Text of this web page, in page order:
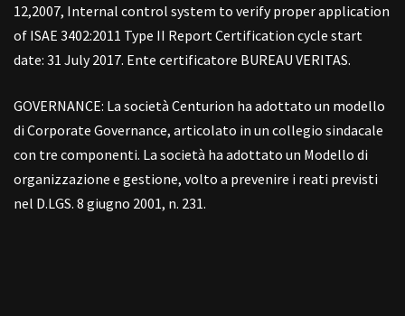
12,2007, Internal control system to verify proper application
of ISAE 3402:2011 Type II Report Certification cycle start
date: 31 July 2017. Ente certificatore BUREAU VERITAS.
GOVERNANCE: La società Centurion ha adottato un modello
di Corporate Governance, articolato in un collegio sindacale
con tre componenti. La società ha adottato un Modello di
organizzazione e gestione, volto a prevenire i reati previsti
nel D.LGS. 8 giugno 2001, n. 231.